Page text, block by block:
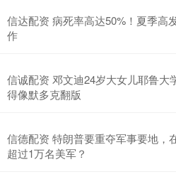
信达配资 病死率高达50%！夏季高
作
信诚配资 邓文迪24岁大女儿耶鲁大
得像默多克翻版
信德配资 特朗普要重夺军事要地，
超过1万名美军？